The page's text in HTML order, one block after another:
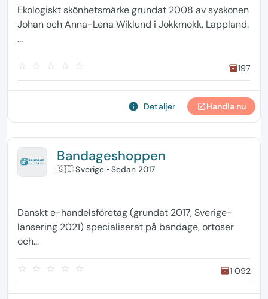
Ekologiskt skönhetsmärke grundat 2008 av syskonen
Johan och Anna-Lena Wiklund i Jokkmokk, Lappland.
...
star_border star_border star_border star_border star_border inventory197
info Detaljer open_in_newHandla nu
Bandageshoppen
🇸🇪 Sverige • Sedan 2017
Danskt e-handelsföretag (grundat 2017, Sverige-
lansering 2021) specialiserat på bandage, ortoser
och...
star_border star_border star_border star_border star_border inventory1 092